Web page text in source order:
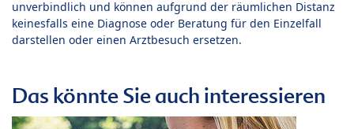
unverbindlich und können aufgrund der räumlichen Distanz
keinesfalls eine Diagnose oder Beratung für den Einzelfall
darstellen oder einen Arztbesuch ersetzen.
Das könnte Sie auch interessieren